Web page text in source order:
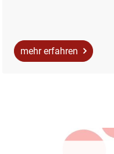
mehr erfahren